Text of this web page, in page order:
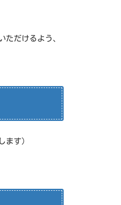
ただけるよう、
ます）